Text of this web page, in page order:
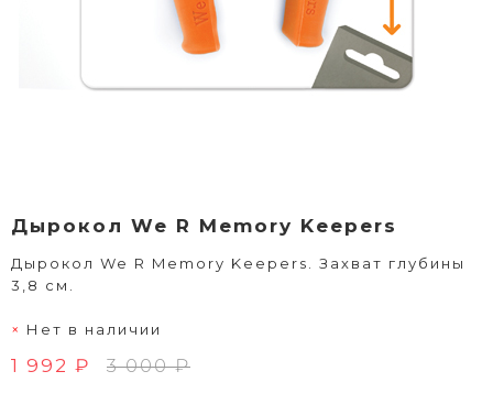
Дырокол We R Memory Keepers
Дырокол We R Memory Keepers. Захват глубины
3,8 см.
Нет в наличии
1 992 ₽ 3 000 ₽